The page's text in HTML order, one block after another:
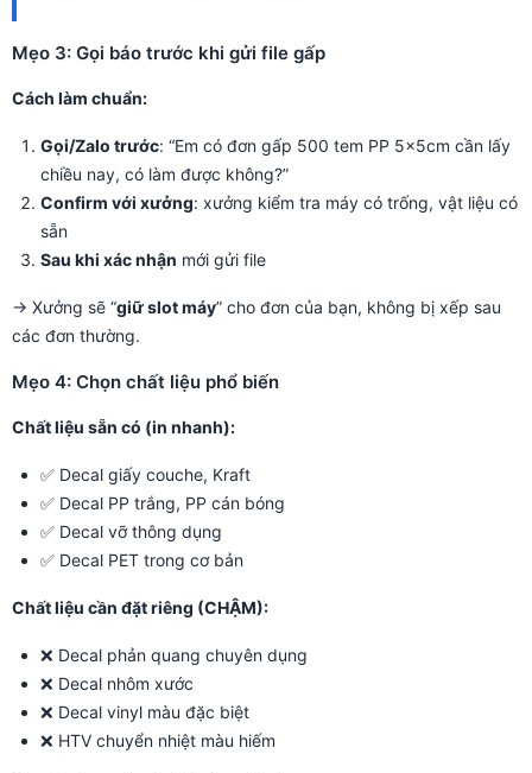
Mẹo 3: Gọi báo trước khi gửi file gấp
Cách làm chuẩn:
Gọi/Zalo trước: “Em có đơn gấp 500 tem PP 5x5cm cần lấy
chiều nay, có làm được không?”
Confirm với xưởng: xưởng kiểm tra máy có trống, vật liệu có
sẵn
Sau khi xác nhận mới gửi file
→ Xưởng sẽ “giữ slot máy” cho đơn của bạn, không bị xếp sau
các đơn thường.
Mẹo 4: Chọn chất liệu phổ biến
Chất liệu sẵn có (in nhanh):
✅ Decal giấy couche, Kraft
✅ Decal PP trắng, PP cán bóng
✅ Decal vỡ thông dụng
✅ Decal PET trong cơ bản
Chất liệu cần đặt riêng (CHẬM):
❌ Decal phản quang chuyên dụng
❌ Decal nhôm xước
❌ Decal vinyl màu đặc biệt
❌ HTV chuyển nhiệt màu hiếm